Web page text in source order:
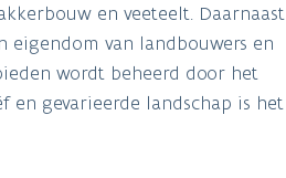
en veeteelt. Daarnaast
eigendom van landbouwers en
wordt beheerd door het
gevarieerde landschap is het